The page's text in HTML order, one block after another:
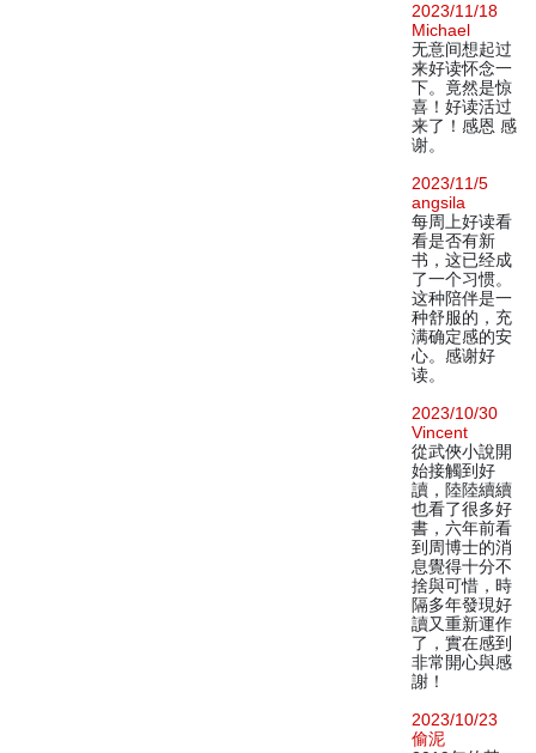
2023/11/18
Michael
无意间想起过
来好读怀念一
下。竟然是惊
喜！好读活过
来了！感恩 感
谢。
2023/11/5
angsila
每周上好读看
看是否有新
书，这已经成
了一个习惯。
这种陪伴是一
种舒服的，充
满确定感的安
心。感谢好
读。
2023/10/30
Vincent
從武俠小說開
始接觸到好
讀，陸陸續續
也看了很多好
書，六年前看
到周博士的消
息覺得十分不
捨與可惜，時
隔多年發現好
讀又重新運作
了，實在感到
非常開心與感
謝！
2023/10/23
偷泥